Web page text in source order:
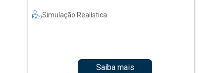
Simulação Realística
Saiba mais